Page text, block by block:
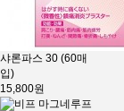
샤론파스 30 (60매
입)
15,800원